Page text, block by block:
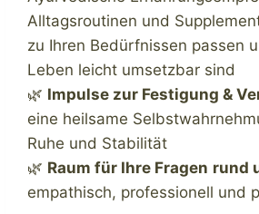
Alltagsroutinen und
zu Ihren Bedürfnissen passen
Leben leicht umsetzbar sind
🌿 Impulse zur Festigung &
eine heilsame
Ruhe und Stabilität
🌿 Raum für Ihre Fragen rund
empathisch, professionell und